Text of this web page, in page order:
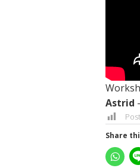
Astrid
Share